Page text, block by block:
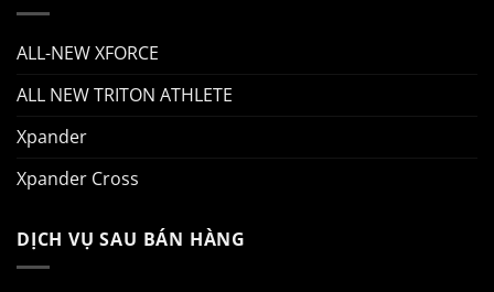
ALL-NEW XFORCE
ALL NEW TRITON ATHLETE
Xpander
Xpander Cross
DỊCH VỤ SAU BÁN HÀNG